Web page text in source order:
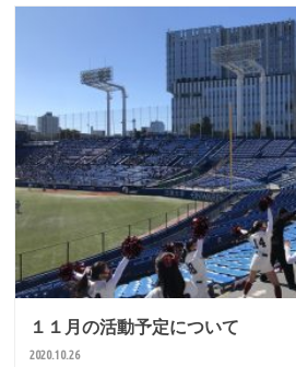
１１月の活動予定について
2020.10.26